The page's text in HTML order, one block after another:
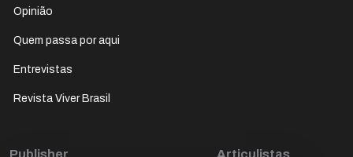
Opinião
Quem passa por aqui
Entrevistas
Revista Viver Brasil
Publisher
Articulistas